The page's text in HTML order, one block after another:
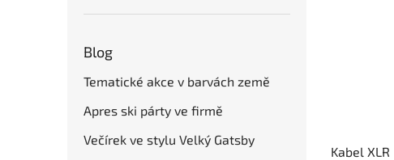
Blog
Tematické akce v barvách země
Apres ski párty ve firmě
Večírek ve stylu Velký Gatsby
Kabel XLR